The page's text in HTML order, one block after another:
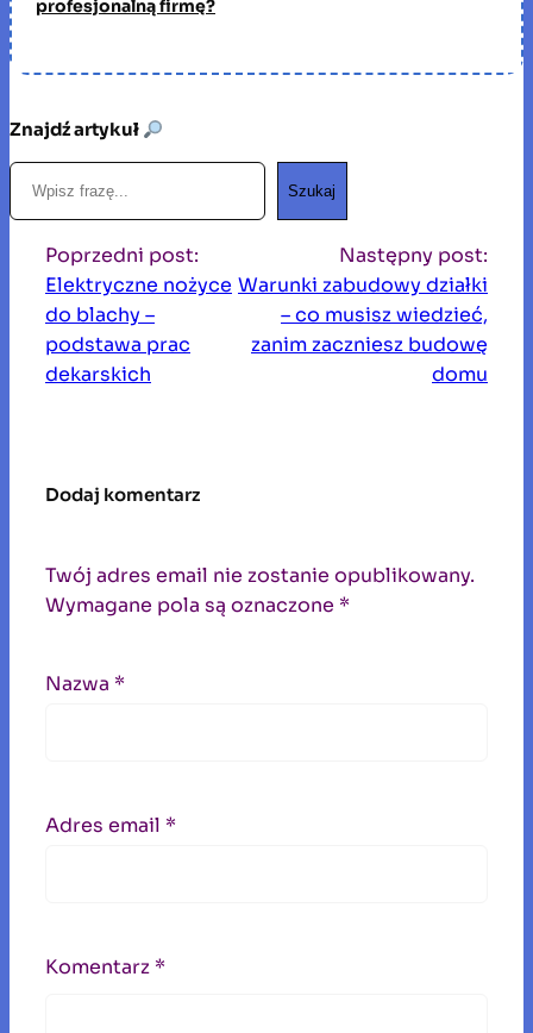
profesjonalną firmę?
Znajdź artykuł
S
Szukaj
Poprzedni post:
Elektryczne nożyce
do blachy –
podstawa prac
dekarskich
Następny post:
Warunki zabudowy działki
– co musisz wiedzieć,
zanim zaczniesz budowę
domu
Dodaj komentarz
Twój adres email nie zostanie opublikowany.
Wymagane pola są oznaczone *
Nazwa *
Adres email *
Komentarz *